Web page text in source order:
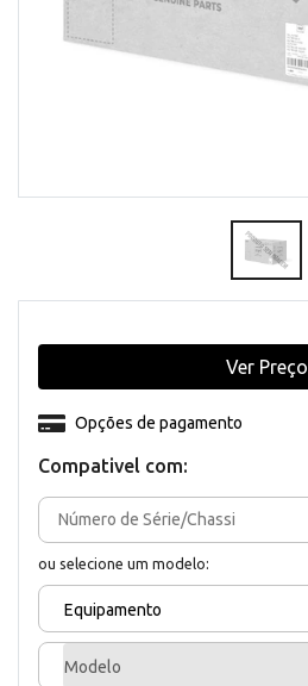
Compativel com:
ou selecione um modelo:
Equipamento
Modelo
Opções de pagamento
Ver Preço